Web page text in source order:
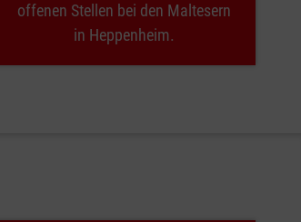
offenen Stellen bei den Maltesern
in Heppenheim.